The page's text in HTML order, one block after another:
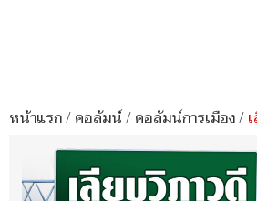
หน้าแรก/คอลัมน์/คอลัมน์การเมือง/